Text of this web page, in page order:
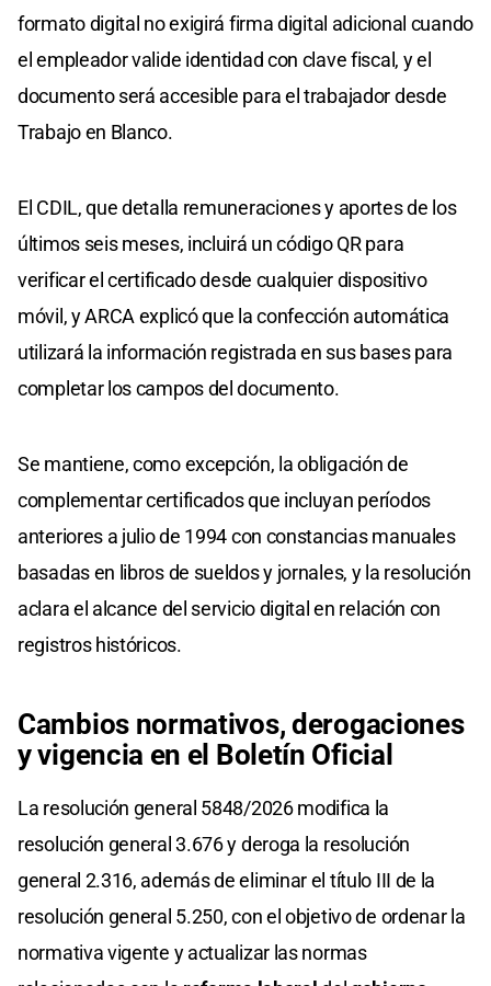
formato digital no exigirá firma digital adicional cuando
el empleador valide identidad con clave fiscal, y el
documento será accesible para el trabajador desde
Trabajo en Blanco.
El CDIL, que detalla remuneraciones y aportes de los
últimos seis meses, incluirá un código QR para
verificar el certificado desde cualquier dispositivo
móvil, y ARCA explicó que la confección automática
utilizará la información registrada en sus bases para
completar los campos del documento.
Se mantiene, como excepción, la obligación de
complementar certificados que incluyan períodos
anteriores a julio de 1994 con constancias manuales
basadas en libros de sueldos y jornales, y la resolución
aclara el alcance del servicio digital en relación con
registros históricos.
Cambios normativos, derogaciones
y vigencia en el Boletín Oficial
La resolución general 5848/2026 modifica la
resolución general 3.676 y deroga la resolución
general 2.316, además de eliminar el título III de la
resolución general 5.250, con el objetivo de ordenar la
normativa vigente y actualizar las normas